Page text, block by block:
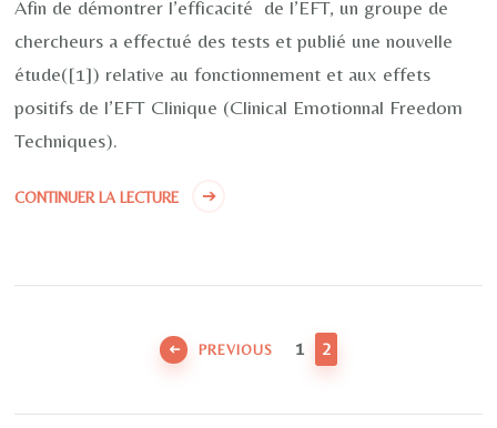
Afin de démontrer l’efficacité de l’EFT, un groupe de
chercheurs a effectué des tests et publié une nouvelle
étude([1]) relative au fonctionnement et aux effets
positifs de l’EFT Clinique (Clinical Emotionnal Freedom
Techniques).
CONTINUER LA LECTURE
publications
PREVIOUS PAGE
1 PAGE
2